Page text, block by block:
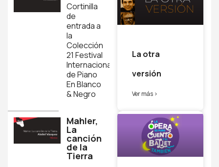
Cortinilla
de
entrada a
la
Colección
21 Festival
Internacional
de Piano
En Blanco
& Negro
Mahler,
La
canción
de la
Tierra
La otra
versión
Ver más >